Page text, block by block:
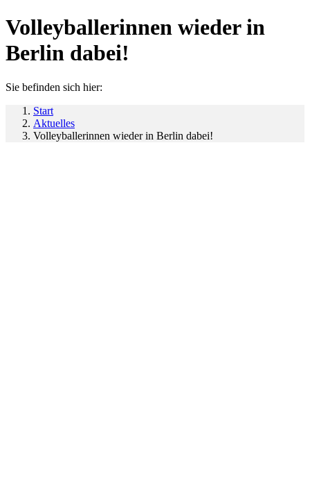
Volleyballerinnen wieder in
Berlin dabei!
Sie befinden sich hier:
Start
Aktuelles
Volleyballerinnen wieder in Berlin dabei!